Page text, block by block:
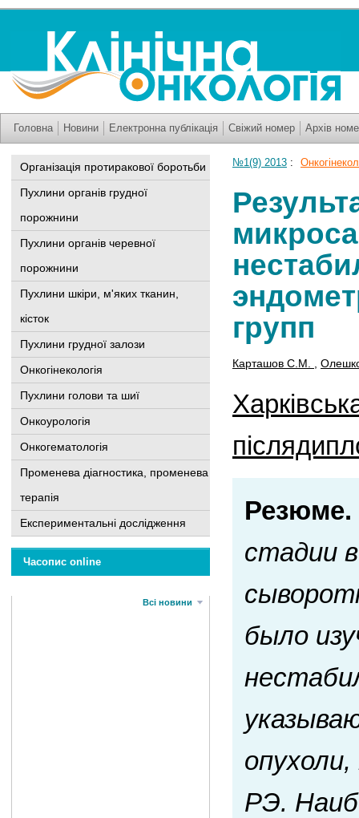
Головна Новини Електронна публікація Свіжий номер Архів
Організація протиракової боротьби
Пухлини органів грудної
порожнини
Пухлини органів черевної
порожнини
Пухлини шкіри, м'яких тканин,
кісток
Пухлини грудної залози
Онкогінекологія
Пухлини голови та шиї
Онкоурологія
Онкогематологія
Променева діагностика, променева
терапія
Експериментальні дослідження
Часопис online
Всі новини
№1(9) 2013 :
групп
Карташов С.М.
Резюме.
стадии
было
РЭ.